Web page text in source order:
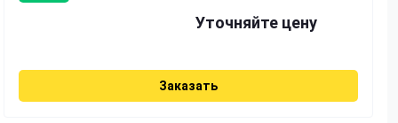
Уточняйте цену
Заказать